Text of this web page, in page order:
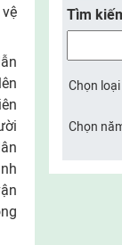
Tìm
Chọn loại
Chọn